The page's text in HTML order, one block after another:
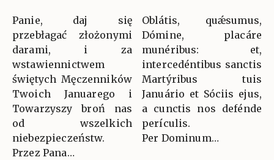
Panie, daj się
przebłagać złożonymi
darami, i za
wstawiennictwem
świętych Męczenników
Twoich Januarego i
Towarzyszy broń nas
od wszelkich
niebezpieczeństw.
Przez Pana…
Oblátis, quǽsumus,
Dómine, placáre
munéribus: et,
intercedéntibus sanctis
Martýribus tuis
Januário et Sóciis ejus,
a cunctis nos defénde
perículis.
Per Dominum…